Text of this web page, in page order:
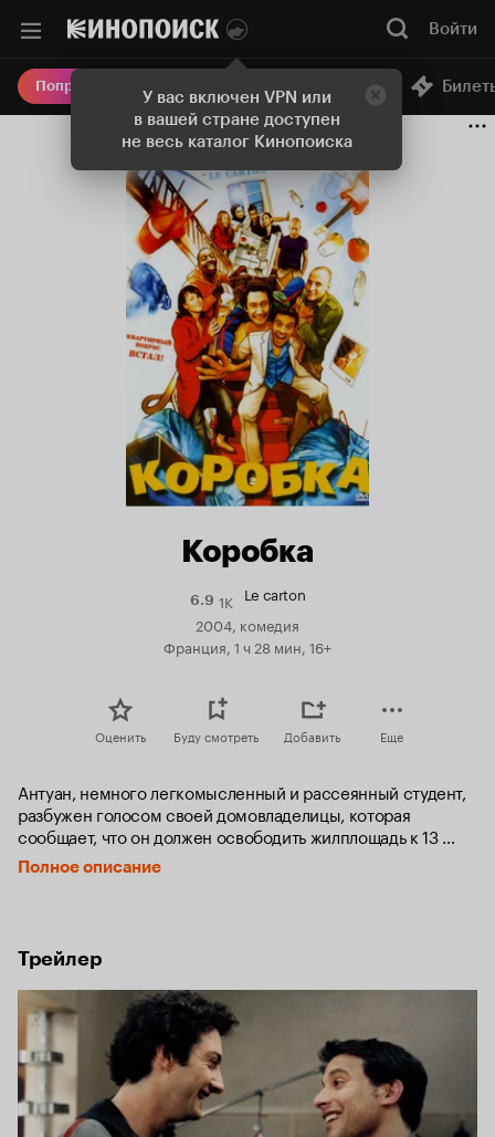
У вас включен VPN или
в вашей стране доступен
не весь каталог Кинопоиска
Войти
Попробовать Плюс Онлайн-кинотеатр
Коробка
6.9Рейтинг
Кинопоиска
1K Le carton
2004, комедия
Франция, 1 ч 28 мин, 16+
Оценить Буду смотреть Добавить Еще
Антуан, немного легкомысленный и рассеянный студент,
разбужен голосом своей домовладелицы, которая
сообщает, что он должен освободить жилплощадь к 13
часам: собрать свои шмотки и убираться восвояси. Для
Антуана это катастрофа. Его квартира - это сумасшедший
Единственный способ успеть вовремя и не потерять залог
за квартиру на три месяца - позвать на помощь друзей.
Чтобы выпутаться из всего этого, Антуану придется
преодолеть лабиринт невероятных сложностей, которые
препятствуют переезду. День задается ужасным, а тут еще
вездесущие полицейские, которые постоянно
присматривают за друзьями. И весь этот кошмар нужно
стойко вынести, чтобы, наконец, выяснить, что зачастую
самое неудобное в переезде - это друзья!
Полное описание
Трейлер